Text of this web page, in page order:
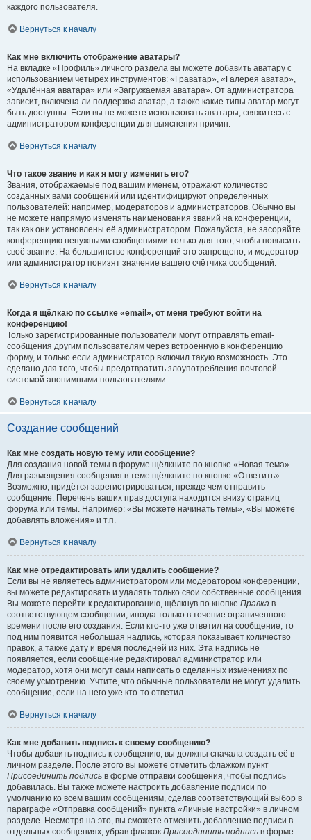
каждого пользователя.
Вернуться к началу
Как мне включить отображение аватары?
На вкладке «Профиль» личного раздела вы можете добавить аватару с
использованием четырёх инструментов: «Граватар», «Галерея аватар»,
«Удалённая аватара» или «Загружаемая аватара». От администратора
зависит, включена ли поддержка аватар, а также какие типы аватар могут
быть доступны. Если вы не можете использовать аватары, свяжитесь с
администратором конференции для выяснения причин.
Вернуться к началу
Что такое звание и как я могу изменить его?
Звания, отображаемые под вашим именем, отражают количество
созданных вами сообщений или идентифицируют определённых
пользователей: например, модераторов и администраторов. Обычно вы
не можете напрямую изменять наименования званий на конференции,
так как они установлены её администратором. Пожалуйста, не засоряйте
конференцию ненужными сообщениями только для того, чтобы повысить
своё звание. На большинстве конференций это запрещено, и модератор
или администратор понизят значение вашего счётчика сообщений.
Вернуться к началу
Когда я щёлкаю по ссылке «email», от меня требуют войти на
конференцию!
Только зарегистрированные пользователи могут отправлять email-
сообщения другим пользователям через встроенную в конференцию
форму, и только если администратор включил такую возможность. Это
сделано для того, чтобы предотвратить злоупотребления почтовой
системой анонимными пользователями.
Вернуться к началу
Создание сообщений
Как мне создать новую тему или сообщение?
Для создания новой темы в форуме щёлкните по кнопке «Новая тема».
Для размещения сообщения в теме щёлкните по кнопке «Ответить».
Возможно, придётся зарегистрироваться, прежде чем отправить
сообщение. Перечень ваших прав доступа находится внизу страниц
форума или темы. Например: «Вы можете начинать темы», «Вы можете
добавлять вложения» и т.п.
Вернуться к началу
Как мне отредактировать или удалить сообщение?
Если вы не являетесь администратором или модератором конференции,
вы можете редактировать и удалять только свои собственные сообщения.
Вы можете перейти к редактированию, щёлкнув по кнопке Правка в
соответствующем сообщении, иногда только в течение ограниченного
времени после его создания. Если кто-то уже ответил на сообщение, то
под ним появится небольшая надпись, которая показывает количество
правок, а также дату и время последней из них. Эта надпись не
появляется, если сообщение редактировал администратор или
модератор, хотя они могут сами написать о сделанных изменениях по
своему усмотрению. Учтите, что обычные пользователи не могут удалить
сообщение, если на него уже кто-то ответил.
Вернуться к началу
Как мне добавить подпись к своему сообщению?
Чтобы добавить подпись к сообщению, вы должны сначала создать её в
личном разделе. После этого вы можете отметить флажком пункт
Присоединить подпись в форме отправки сообщения, чтобы подпись
добавилась. Вы также можете настроить добавление подписи по
умолчанию ко всем вашим сообщениям, сделав соответствующий выбор в
параграфе «Отправка сообщений» пункта «Личные настройки» в личном
разделе. Несмотря на это, вы сможете отменить добавление подписи в
отдельных сообщениях, убрав флажок Присоединить подпись в форме